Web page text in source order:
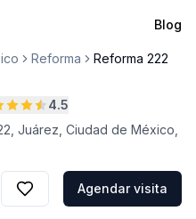
Blog
Reforma Reforma 222
4.5
Juárez, Ciudad de México,
Agendar visita